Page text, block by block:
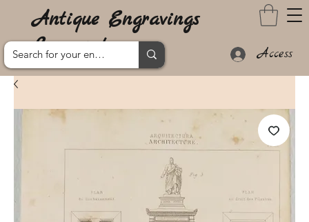
Antique Engravings
Lanzarote
Access